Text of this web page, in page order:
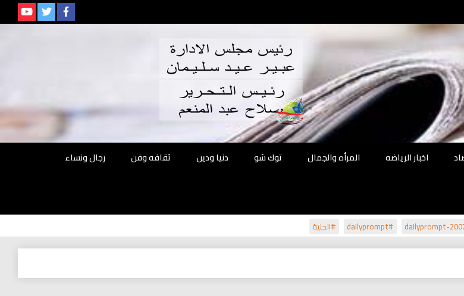
الحلم
اخبار الرياضه المرأه والجمال توك شو دنيا ودين ثقافه وفن
رجال ونساء
#dailyprompt #الجنية